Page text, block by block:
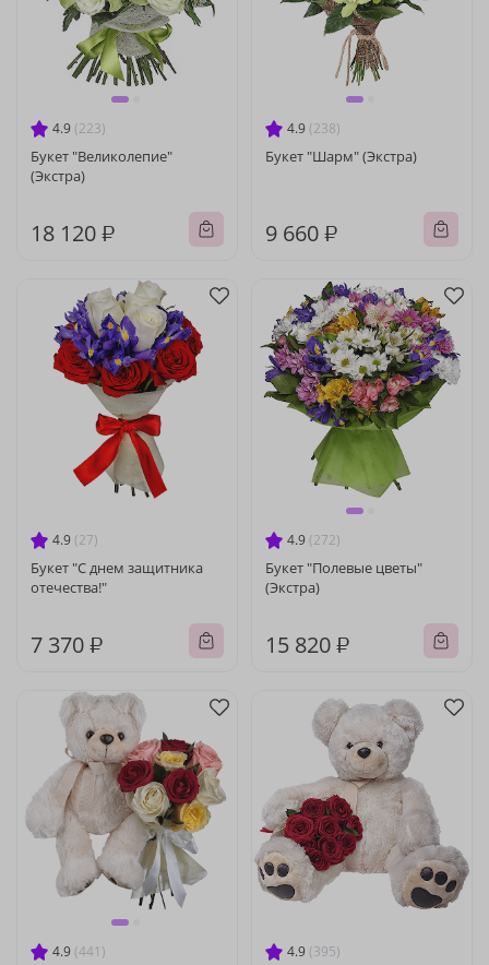
4.9 (223)
Букет "Великолепие"
(Экстра)
18 120 ₽
4.9 (238)
Букет "Шарм" (Экстра)
9 660 ₽
4.9 (27)
Букет "С днем защитника
отечества!"
7 370 ₽
4.9 (272)
Букет "Полевые цветы"
(Экстра)
15 820 ₽
4.9 (441) 4.9 (395)